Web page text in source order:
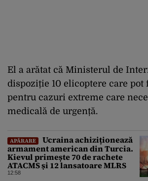
El a arătat că Ministerul de
dispoziție 10 elicoptere care pot
pentru cazuri extreme care
medicală de urgență.
APĂRARE
Ucraina achiziționează
armament american din Turcia.
Kievul primește 70 de rachete
ATACMS și 12 lansatoare MLRS
12:58